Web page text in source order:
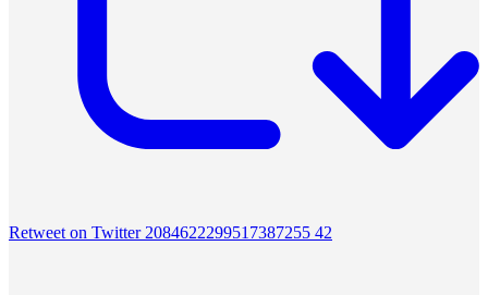
Retweet on Twitter 2084622299517387255 42